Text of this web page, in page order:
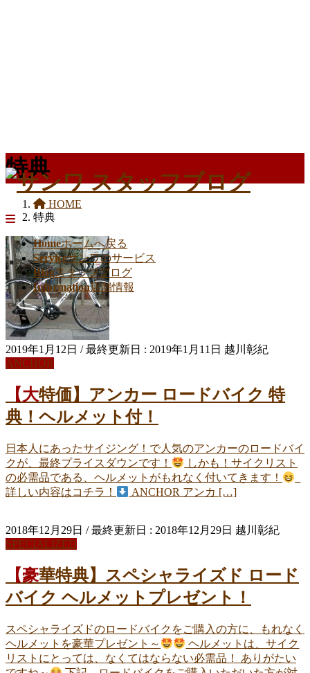
Homeホームへ戻る
Serviceサンワのサービス
Blogスタッフブログ
Information店舗情報
特典
HOME
特典
2019年1月12日 / 最終更新日 : 2019年1月11日 越川彰紀
ANCHOR
【大特価】アンカー ロードバイク 特
典！ヘルメット付！
日本人にあったサイジング！で人気のアンカーのロードバイ
クが、最終プライスダウンです！
しかも！サイクリスト
の必需品である、ヘルメットがもれなく付いてきます！
詳しい内容はコチラ！
ANCHOR アンカ […]
2018年12月29日 / 最終更新日 : 2018年12月29日 越川彰紀
SPECIALIZED
【豪華特典】スペシャライズド ロード
バイク ヘルメットプレゼント！
スペシャライズドのロードバイクをご購入の方に、もれなく
ヘルメットを豪華プレゼント～
ヘルメットは、サイク
リストにとっては、なくてはならない必需品！ ありがたい